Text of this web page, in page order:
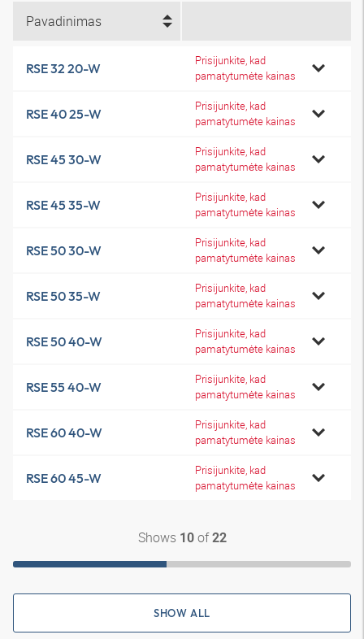
Pavadinimas
RSE 32 20-W
Prisijunkite, kad
pamatytumėte kainas
RSE 40 25-W
Prisijunkite, kad
pamatytumėte kainas
RSE 45 30-W
Prisijunkite, kad
pamatytumėte kainas
RSE 45 35-W
Prisijunkite, kad
pamatytumėte kainas
RSE 50 30-W
Prisijunkite, kad
pamatytumėte kainas
RSE 50 35-W
Prisijunkite, kad
pamatytumėte kainas
RSE 50 40-W
Prisijunkite, kad
pamatytumėte kainas
RSE 55 40-W
Prisijunkite, kad
pamatytumėte kainas
RSE 60 40-W
Prisijunkite, kad
pamatytumėte kainas
RSE 60 45-W
Prisijunkite, kad
pamatytumėte kainas
Shows 10of22
SHOW ALL